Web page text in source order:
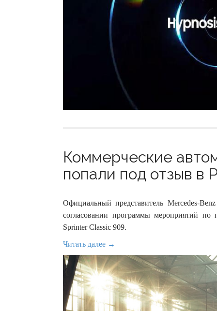
Коммерческие
попали под отзыв в
Официальный представитель Mercedes-
согласовании программы мероприятий по
Sprinter Classic 909.
Читать далее →